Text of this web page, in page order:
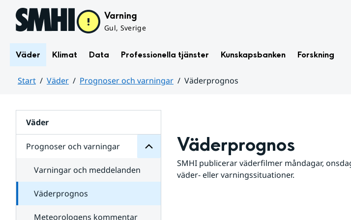
Hoppa till sidans innehåll Varning
Gul, Sverige
Väder Klimat Data Professionella tjänster Kunskapsbanken Forskning
Start Väder Prognoser och varningar
Väderprognos
Väder
Prognoser och varningar
för
varningar
Varningar och meddelanden
Väderprognos
Meteorologens kommentar
Väderprognos
SMHI publicerar väderfilmer måndagar,
väder- eller varningssituationer.